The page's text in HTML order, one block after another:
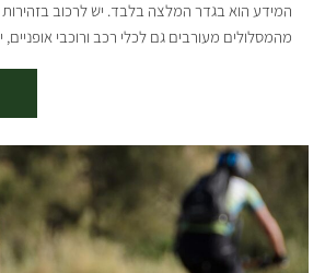
המידע הוא בגדר המלצה בלבד. יש לרכוב בזהירות
מהמסלולים מעורבים גם לכלי רכב ורוכבי אופניים,
ק"מ נקודת התחלה וסיום: בארי תקציר על אזור
מטע חוחובה לשמן לתעשיית הקוסמטיקה, מחסני
האוויר הבריטי, נקודת תצפית מרשימה. בעונת
הכלניות בין המרשימים ביותר באזור ופרחים רבים
תקציר המסלול: יוצאים מצומת בארי מערבה על
נחביר. ממשיכים לכוון מגדל השמירה של קק"ל.
דרך העפר הלבנה עד לפניה ליד שרידי מבנים